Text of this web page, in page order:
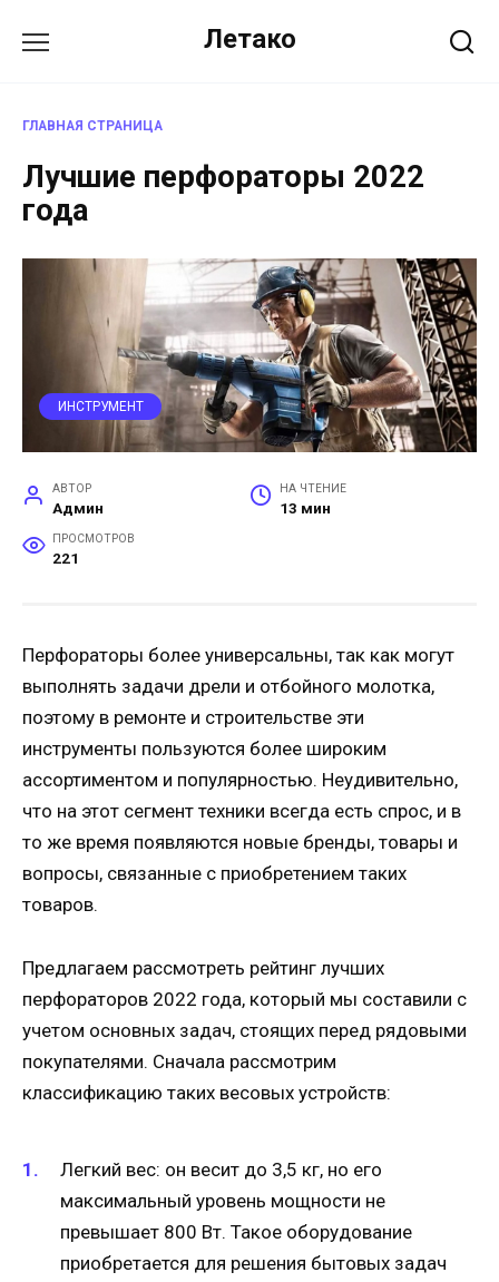
Летако
ГЛАВНАЯ СТРАНИЦА
Лучшие перфораторы 2022
года
ИНСТРУМЕНТ
АВТОР
Админ
НА ЧТЕНИЕ
13 мин
ПРОСМОТРОВ
221
Перфораторы более универсальны, так как могут
выполнять задачи дрели и отбойного молотка,
поэтому в ремонте и строительстве эти
инструменты пользуются более широким
ассортиментом и популярностью. Неудивительно,
что на этот сегмент техники всегда есть спрос, и в
то же время появляются новые бренды, товары и
вопросы, связанные с приобретением таких
товаров.
Предлагаем рассмотреть рейтинг лучших
перфораторов 2022 года, который мы составили с
учетом основных задач, стоящих перед рядовыми
покупателями. Сначала рассмотрим
классификацию таких весовых устройств:
Легкий вес: он весит до 3,5 кг, но его
максимальный уровень мощности не
превышает 800 Вт. Такое оборудование
приобретается для решения бытовых задач